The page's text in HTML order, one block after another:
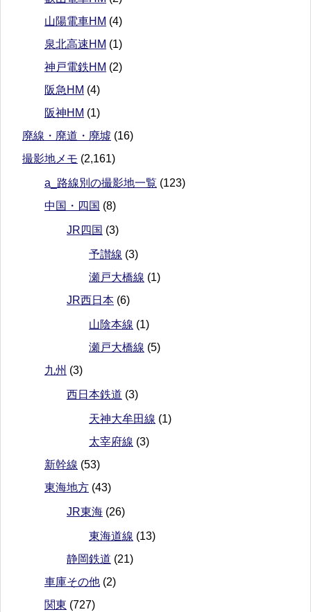
山陽電車HM (4)
泉北高速HM (1)
神戸電鉄HM (2)
阪急HM (4)
阪神HM (1)
廃線・廃道・廃墟 (16)
撮影地メモ (2,161)
a_路線別の撮影地一覧 (123)
中国・四国 (8)
JR四国 (3)
予讃線 (3)
瀬戸大橋線 (1)
JR西日本 (6)
山陰本線 (1)
瀬戸大橋線 (5)
九州 (3)
西日本鉄道 (3)
天神大牟田線 (1)
太宰府線 (3)
新幹線 (53)
東海地方 (43)
JR東海 (26)
東海道線 (13)
静岡鉄道 (21)
車庫その他 (2)
関東 (727)